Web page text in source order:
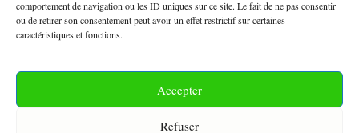
comportement de navigation ou les ID uniques sur ce site. Le fait de ne pas consentir
ou de retirer son consentement peut avoir un effet restrictif sur certaines
caractéristiques et fonctions.
Accepter
Refuser
Nous contacter
Conditions Générales de Vente
Politique de Confidentialité